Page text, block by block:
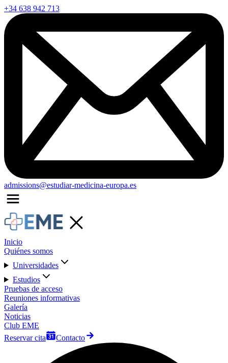
+34 638 942 713
admissions@estudiar-medicina-europa.es
Inicio
Quiénes somos
Universidades
Estudios
Pruebas de acceso
Reuniones informativas
Galería
Noticias
Club EME
Reservar cita
Contacto